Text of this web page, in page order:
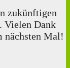
zukünftigen
Vielen Dank
nächsten Mal!